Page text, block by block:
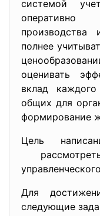
системой
производства
полнее
оценивать
вклад
общих для
формирование
Цель
Для
следующие